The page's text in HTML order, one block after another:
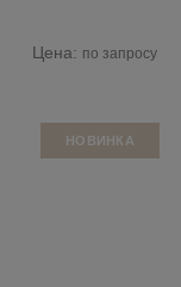
Цена: по запросу
НОВИНКА